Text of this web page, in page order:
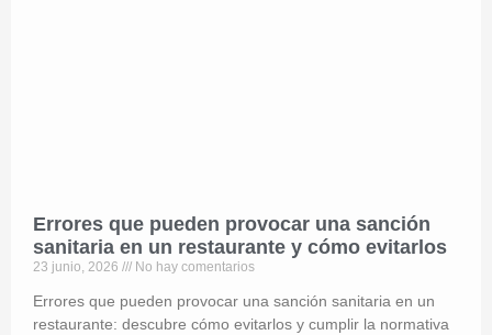
Errores que pueden provocar una sanción
sanitaria en un restaurante y cómo evitarlos
23 junio, 2026 No hay comentarios
Errores que pueden provocar una sanción sanitaria en un
restaurante: descubre cómo evitarlos y cumplir la normativa